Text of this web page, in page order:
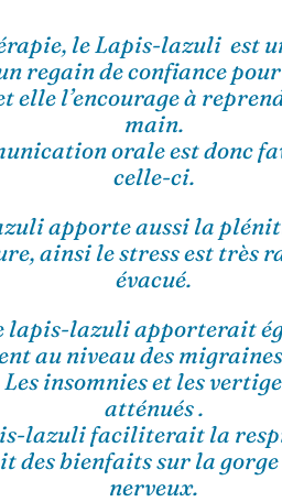
le Lapis-lazuli est
regain de confiance
elle l’encourage à
main.
orale est donc
celle-ci.
apporte aussi la
ainsi le stress est très
évacué.
lapis-lazuli apporterait
au niveau des
Les insomnies et les
atténués .
lazuli faciliterait la
des bienfaits sur la gorge
nerveux.